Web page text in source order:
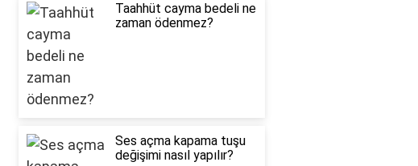
Taahhüt cayma bedeli ne
zaman ödenmez?
Ses açma kapama tuşu
değişimi nasıl yapılır?